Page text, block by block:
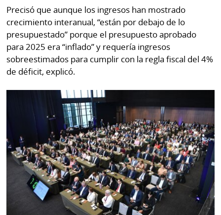
Precisó que aunque los ingresos han mostrado
crecimiento interanual, “están por debajo de lo
presupuestado” porque el presupuesto aprobado
para 2025 era “inflado” y requería ingresos
sobreestimados para cumplir con la regla fiscal del 4%
de déficit, explicó.